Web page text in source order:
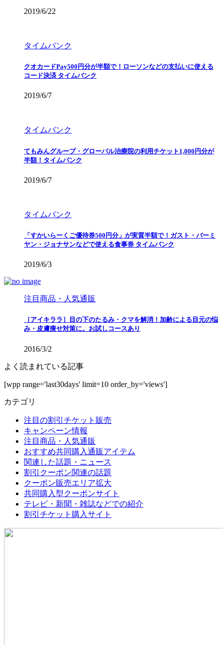
2019/6/22
タイムバンク
クオカードPay500円分が半額で！ローソンなどの支払いに使える
コード決済 タイムバンク
2019/6/7
タイムバンク
てもみんグループ・グローバル治療院の利用チケット1,000円分が
半額！タイムバンク
2019/6/7
タイムバンク
「すかいらーくご優待券500円分」が実質半額で！ガスト・バーミ
ヤン・ジョナサンなどで使える食事券 タイムバンク
2019/6/3
注目商品・人気通販
［アイキララ］目の下のたるみ・クマを解消！加齢による目元の悩
み・皮膚痩せ対策に。お試しコースあり
2016/3/2
よく読まれている記事
[wpp range='last30days' limit=10 order_by='views']
カテゴリ
注目の割引チケット販売
キャンペーン情報
注目商品・人気通販
おすすめ共同購入通販アイテム
関連した話題・ニュース
割引クーポン関連の話題
クーポン販売エリア拡大
共同購入型クーポンサイト
テレビ・新聞・雑誌などでの紹介
割引チケット購入サイト